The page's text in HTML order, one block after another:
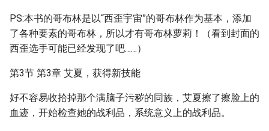
PS:本书的哥布林是以“西歪宇宙”的哥布林作为基本，添加
了各种要素的哥布林，所以才有哥布林萝莉！（看到封面的
西歪选手可能已经发现了吧……）
第3节 第3章 艾夏，获得新技能
好不容易收拾掉那个满脑子污秽的同族，艾夏擦了擦脸上的
血迹，开始检查她的战利品，系统意义上的战利品。